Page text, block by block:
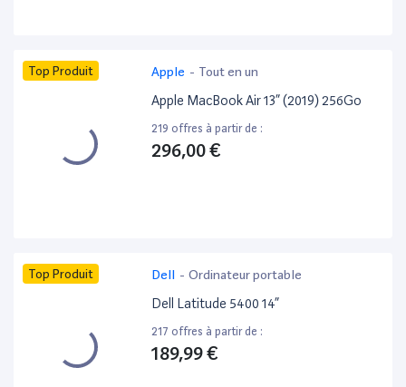
Top Produit Apple - Tout en un
Apple MacBook Air 13” (2019) 256Go
219 offres à partir de :
296,00 €
Top Produit Dell - Ordinateur portable
Dell Latitude 5400 14”
217 offres à partir de :
189,99 €